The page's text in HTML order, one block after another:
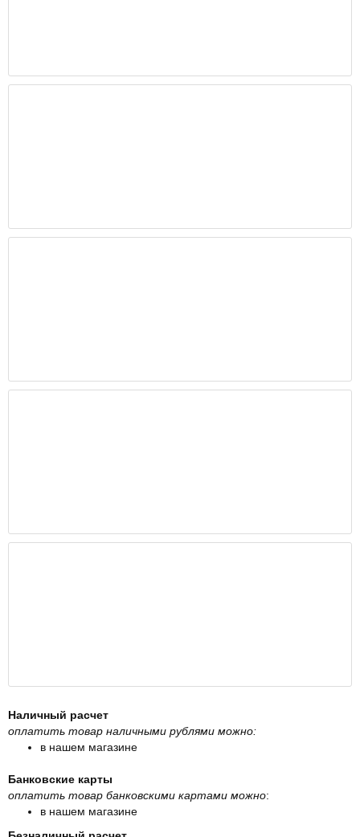
Наличный расчет
оплатить товар наличными рублями можно:
в нашем магазине
Банковские карты
оплатить товар банковскими картами можно:
в нашем магазине